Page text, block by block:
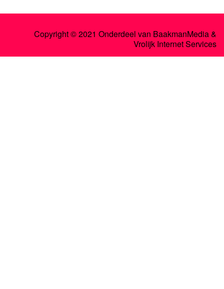
Copyright © 2021 Onderdeel van BaakmanMedia&
Vrolijk Internet Services